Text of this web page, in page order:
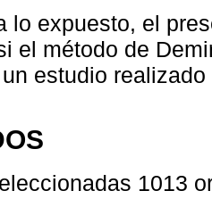
lo expuesto, el
el método de
estudio realizado
1013